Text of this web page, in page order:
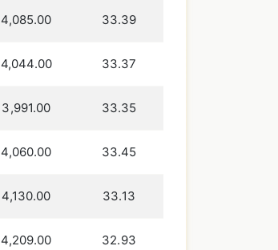
4,085.00 33.39
4,044.00 33.37
3,991.00 33.35
4,060.00 33.45
4,130.00 33.13
4,209.00 32.93